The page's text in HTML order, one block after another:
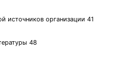
источников организации 41
48